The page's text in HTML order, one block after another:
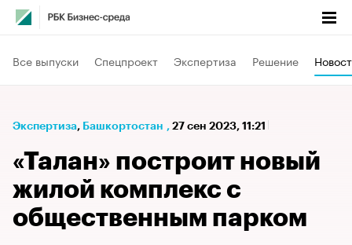
Все выпуски Спецпроект Экспертиза Решение
Экспертиза⁠, Башкортостан , 27 сен 2023, 11:21
«Талан» построит новый
жилой комплекс с
общественным парком